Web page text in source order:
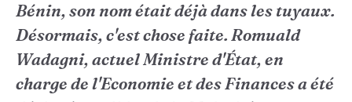
Bénin, son nom était déjà dans les tuyaux.
Désormais, c'est chose faite. Romuald
Wadagni, actuel Ministre d'État, en
charge de l'Economie et des Finances a été